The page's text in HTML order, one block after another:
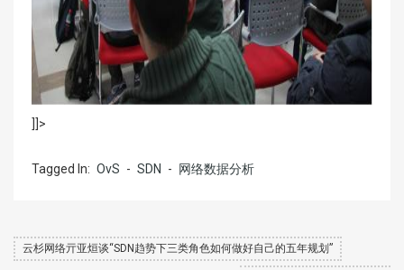
]]>
Tagged In: OvS - SDN - 网络数据分析
云杉网络亓亚烜谈“SDN趋势下三类角色如何做好自己的五年规划”